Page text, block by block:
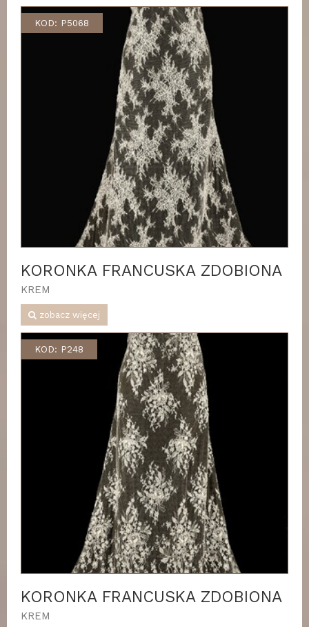
KOD: P5068
KORONKA FRANCUSKA ZDOBIONA
KREM
zobacz więcej
KOD: P248
KORONKA FRANCUSKA ZDOBIONA
KREM